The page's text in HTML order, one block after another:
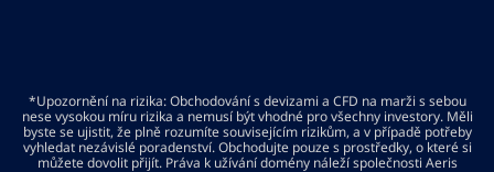
*Upozornění na rizika: Obchodování s devizami a CFD na marži s sebou
nese vysokou míru rizika a nemusí být vhodné pro všechny investory. Měli
byste se ujistit, že plně rozumíte souvisejícím rizikům, a v případě potřeby
vyhledat nezávislé poradenství. Obchodujte pouze s prostředky, o které si
můžete dovolit přijít. Práva k užívání domény náleží společnosti Aeris